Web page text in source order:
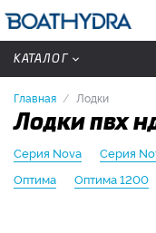
КАТАЛОГ
Главная Лодки
Лодки пвх
Серия Nova Серия
Оптима
Оптима 1200